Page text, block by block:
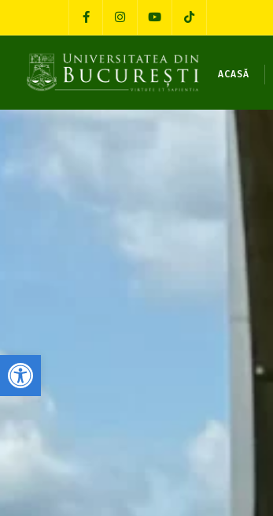
Deschide bara de unelte
ACASĂ